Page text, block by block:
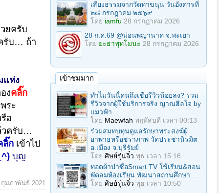
ยครับ
รับ… ถ้า
แห่ง
งคลิ๊ก
ระ
อ
วครับ…
ลิ๊ก เข้าไป
บุญ
กุมภาพันธ์ 2021
เสียงธรรมจากวัดท่าขนุน วันอังคารที่
๒๘ กรกฎาคม ๒๕๖๙
โดย iamfu 28 กรกฎาคม 2026
28 ก.ค.69 @ม่อนพญานาค จ.พะเยา
โดย ยะธาพุทโมนะ 28 กรกฎาคม 2026
เข้าชมมาก
ทำไมวันนี้คนถึงเชื่อรีวิวน้อยลง? รวม
รีวิวจากผู้ใช้บริการจริง ญาณฮีลใจ by
แมวฟ้า
โดย Maewfah พฤหัสบดี เวลา 00:13
ร่วมสมทบทุนดูแลรักษาพระสงฆ์ผู้
อาพาธหรือชราภาพ วัดประชานิรมิต
อ.เมือง จ.บุรีรัมย์
โดย ศิษย์รุ่นจิ๋ว พุธ เวลา 15:16
ทอดผ้าป่าซื้อSmart TV ใช้เรียน&สอน
พัดลมห้องเรียน พัฒนาสถานศึกษา...
โดย ศิษย์รุ่นจิ๋ว พุธ เวลา 10:50